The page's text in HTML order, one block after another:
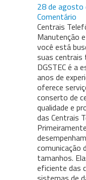
28 de agosto
Comentário
Centrais
Manutenção
você está
suas centrais
DGSTEC é a
anos de
oferece
conserto de
qualidade e
das Centrais
comunicação
tamanhos.
eficiente das